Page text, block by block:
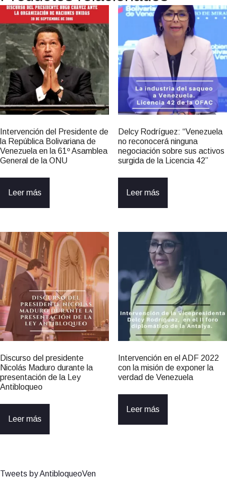
Intervención del Presidente de
la República Bolivariana de
Venezuela en la 61º Asamblea
General de la ONU
Leer más
Delcy Rodríguez: “Venezuela
no reconocerá ninguna
negociación sobre sus activos
surgida de la Licencia 42”
Leer más
Discurso del presidente
Nicolás Maduro durante la
presentación de la Ley
Antibloqueo
Leer más
Intervención en el ADF 2022
con la misión de exponer la
verdad de Venezuela
Leer más
Tweets by AntibloqueoVen